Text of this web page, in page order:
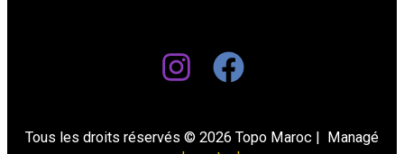
Tous les droits réservés © 2026 Topo Maroc | Managé